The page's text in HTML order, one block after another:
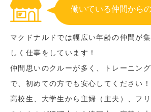
働いている仲間から
マクドナルドでは幅広い年齢の仲間が
しく仕事をしています！
仲間思いのクルーが多く、トレーニン
で、初めての方でも安心してください！
高校生、大学生から主婦（主夫）、フ